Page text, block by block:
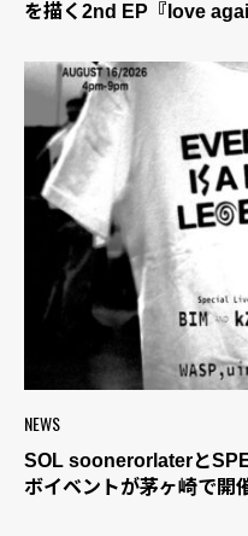
を描く2nd EP『love
NEWS
SOL soonerorlaterと
ボイベントが茅ヶ崎で開